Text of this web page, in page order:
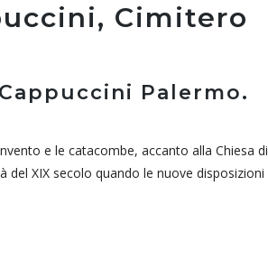
Cimitero
Palermo.
e le catacombe, accanto alla Chiesa di
del XIX secolo quando le nuove disposizioni